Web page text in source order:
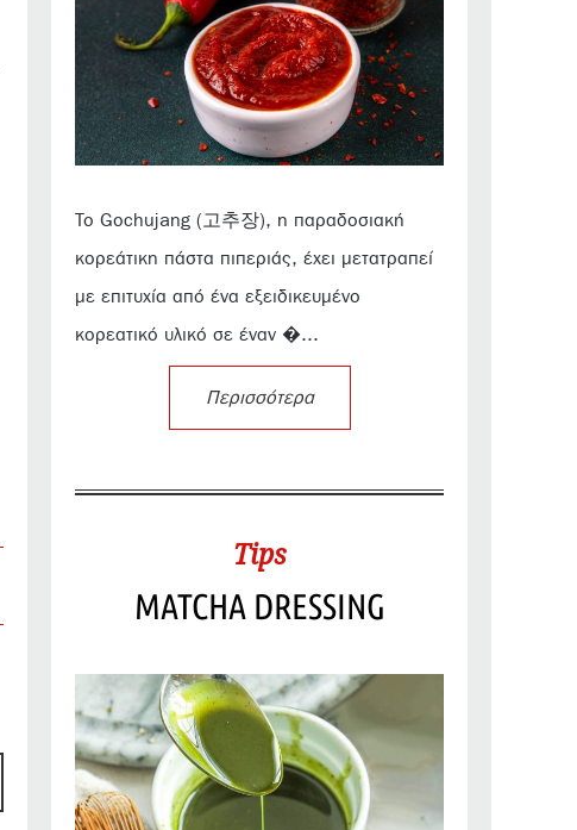
Το Gochujang (고추장), η παραδοσιακή
κορεάτικη πάστα πιπεριάς, έχει μετατραπεί
με επιτυχία από ένα εξειδικευμένο
κορεατικό υλικό σε έναν �...
Περισσότερα
Tips
MATCHA DRESSING